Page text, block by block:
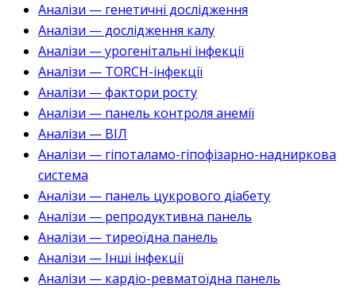
Аналізи — генетичні дослідження
Аналізи — дослідження калу
Аналізи — урогенітальні інфекції
Аналізи — TORCH-інфекції
Аналізи — фактори росту
Аналізи — панель контроля анемії
Аналізи — ВІЛ
Аналізи — гіпоталамо-гіпофізарно-надниркова
система
Аналізи — панель цукрового діабету
Аналізи — репродуктивна панель
Аналізи — тиреоїдна панель
Аналізи — Інші інфекції
Аналізи — кардіо-ревматоїдна панель